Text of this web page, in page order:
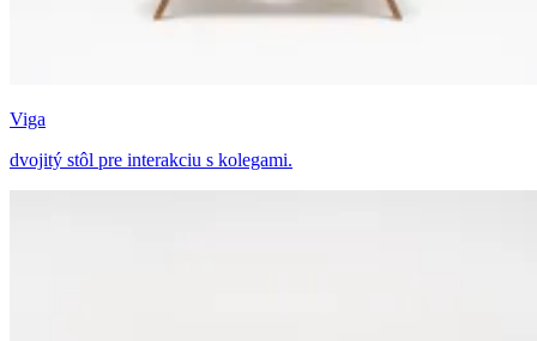
Viga
dvojitý stôl pre interakciu s kolegami.